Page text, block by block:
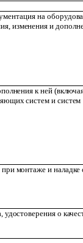
на
изменения и
к ней
систем и систем
монтаже и наладке
о